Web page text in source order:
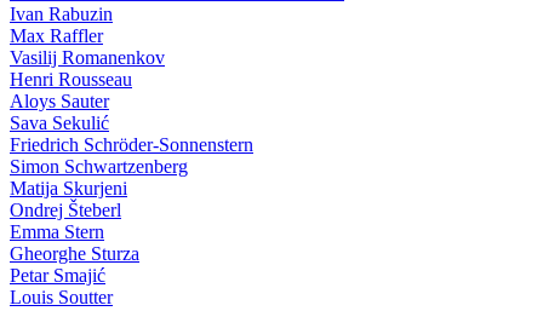
Ivan Ra­bu­zin
Max Raffler
Vasilij Romanenkov
Henri Rousseau
Aloys Sauter
Sava Sekulić
Friedrich Schröder-Sonnenstern
Simon Schwartzenberg
Matija Skurjeni
Ondrej Šteberl
Emma Stern
Gheorghe Sturza
Petar Smajić
Louis Soutter